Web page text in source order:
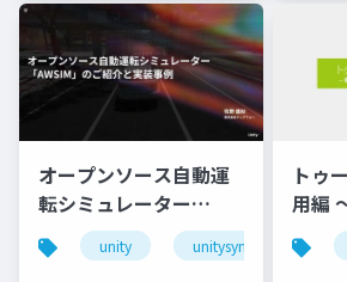
オープンソース自動運
転シミュレーター
「AWSIM」のご紹介と
実装事例
unity unitysync
トゥ
用編
いア
して